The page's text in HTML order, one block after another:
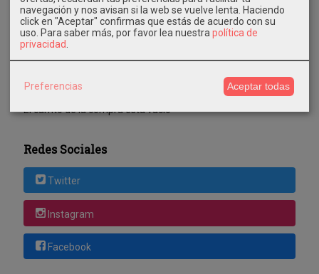
Costes de Envío
GRATIS *
Consultar Destinos
Tu Carrito (0)
El carrito de la compra está vacío
Redes Sociales
Twitter
Instagram
Facebook
navegación y nos avisan si la web se vuelve lenta. Haciendo
click en "Aceptar" confirmas que estás de acuerdo con su
uso. Para saber más, por favor lea nuestra política de
privacidad
Preferencias Aceptar todas